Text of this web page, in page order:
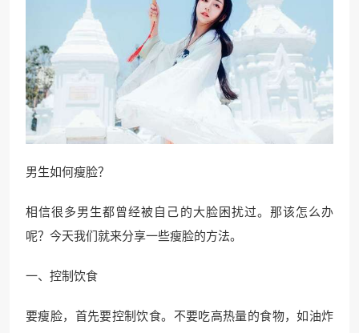
男生如何瘦脸？
相信很多男生都曾经被自己的大脸困扰过。那该怎么办
呢？今天我们就来分享一些瘦脸的方法。
一、控制饮食
要瘦脸，首先要控制饮食。不要吃高热量的食物，如油炸